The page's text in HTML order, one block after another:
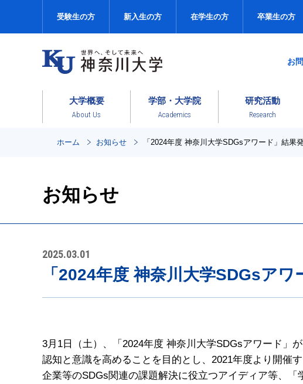
受験生の方 新入生の方 在学生の方 卒業生の方
お
大学概要
About Us
学部・大学院
Academics
研究活動
Research
ホーム お知らせ 「2024年度 神奈川大学SDGsアワード」結果
お知らせ
2025.03.01
「2024年度 神奈川大学SDGsア
3月1日（土）、「2024年度 神奈川大学SDGsアワード」
認知と意識を高めることを目的とし、2021年度より開催
企業等のSDGs関連の課題解決に役立つアイディア等、